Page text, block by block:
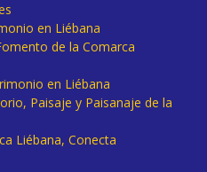
en Liébana
de la Comarca
en Liébana
Paisaje y Paisanaje de la
Liébana, Conecta